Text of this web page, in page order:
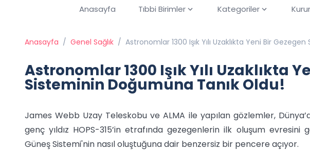
Anasayfa Tıbbi Birimler Kategoriler
Anasayfa / Genel Sağlık / Astronomlar 1300 Işık Yılı Uzaklıkta Yeni Bir
Astronomlar 1300 Işık Yılı Uzaklıkta
Sisteminin Doğumuna Tanık Oldu!
James Webb Uzay Teleskobu ve ALMA ile yapılan gözlemler,
genç yıldız HOPS-315’in etrafında gezegenlerin ilk oluşum
Güneş Sistemi'nin nasıl oluştuğuna dair benzersiz bir pencere açıyor.